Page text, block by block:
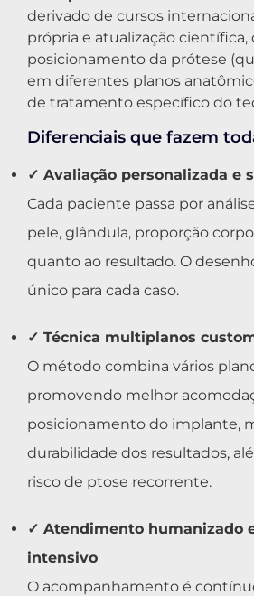
derivado de cursos
própria e atualização científica,
posicionamento da prótese
em diferentes planos
de tratamento específico do
Diferenciais que fazem
✓ Avaliação personalizada e
Cada paciente passa por
pele, glândula, proporção
quanto ao resultado. O
único para cada caso.
✓ Técnica multiplanos
O método combina vários
promovendo melhor
posicionamento do implante,
durabilidade dos resultados,
risco de ptose recorrente.
✓ Atendimento humanizado
intensivo
O acompanhamento é